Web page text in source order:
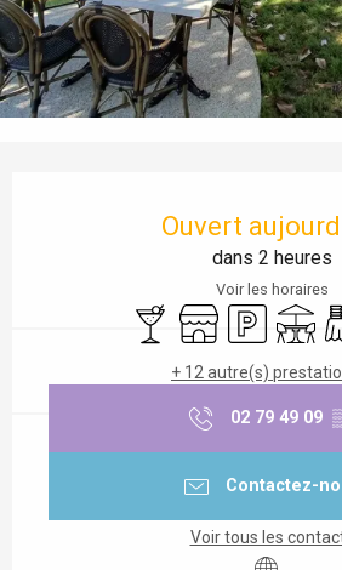
Ouvert
dans 2 heures
Voir les horaires
Bar / Buvette
BoutiqueParking
+ 12 autre(s)
02 79 49 09
Contactez-
Voir tous les